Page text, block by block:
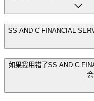
SS AND C FINANCIAL
如果我用错了SS AND C